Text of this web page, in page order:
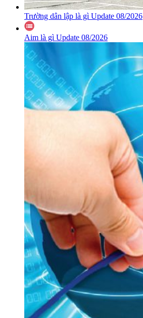
Trường dân lập là gì Update 08/2026
Aim là gì Update 08/2026